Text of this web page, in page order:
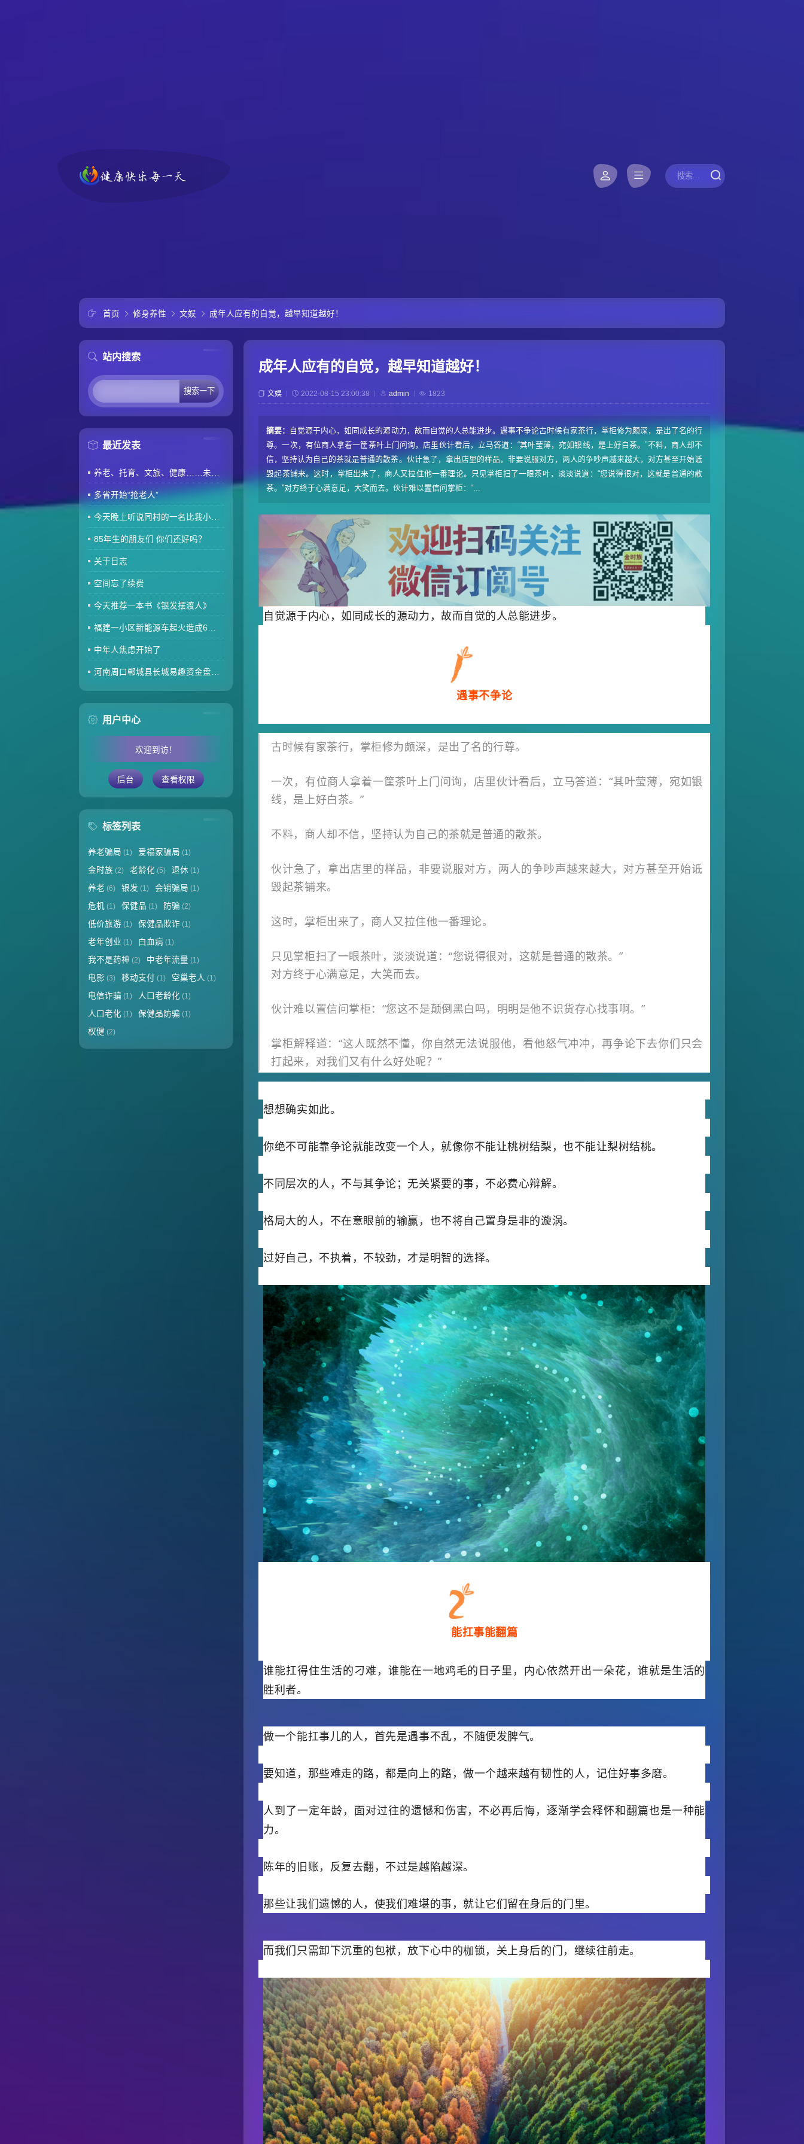
首页 修身养性 文娱 成年人应有的自觉，越早知道越好！
站内搜索
最近发表
养老、托育、文旅、健康……未来5年消费“路线图”来了
多省开始“抢老人”
今天晚上听说同村的一名比我小两岁的80后因肾衰竭去世了
85年生的朋友们 你们还好吗？
关于日志
空间忘了续费
今天推荐一本书《银发摆渡人》
福建一小区新能源车起火造成6车焚毁，损失数百万元，起火车主未购商业险无力赔偿
中年人焦虑开始了
河南周口郸城县长城易趣资金盘暴雷，全国涉案金额达几百亿，拉人提成10%7天4%收益骗局再现，天天反诈还上当终究是贪心作祟
用户中心
欢迎到访！
后台 查看权限
标签列表
养老骗局 (1) 爱福家骗局 (1)
金时族 (2) 老龄化 (5) 退休 (1)
养老 (6) 银发 (1) 会销骗局 (1)
危机 (1) 保健品 (1) 防骗 (2)
低价旅游 (1) 保健品欺诈 (1)
老年创业 (1) 白血病 (1)
我不是药神 (2) 中老年流量 (1)
电影 (3) 移动支付 (1) 空巢老人 (1)
电信诈骗 (1) 人口老龄化 (1)
人口老化 (1) 保健品防骗 (1)
权健 (2)
成年人应有的自觉，越早知道越好！
文娱 2022-08-15 23:00:38 admin 1823
摘要：
自觉源于内心，如同成长的源动力，故而自觉的人总能进步。遇事不争论古时候有家茶行，掌柜修为颇深，是出了名的行
尊。一次，有位商人拿着一筐茶叶上门问询，店里伙计看后，立马答道：“其叶莹薄，宛如银线，是上好白茶。”不料，商人却不
信，坚持认为自己的茶就是普通的散茶。伙计急了，拿出店里的样品，非要说服对方，两人的争吵声越来越大，对方甚至开始诋
毁起茶铺来。这时，掌柜出来了，商人又拉住他一番理论。只见掌柜扫了一眼茶叶，淡淡说道：“您说得很对，这就是普通的散
茶。”对方终于心满意足，大笑而去。伙计难以置信问掌柜：“...
自觉源于内心，如同成长的源动力，故而自觉的人总能进步。
遇事不争论
古时候有家茶行，掌柜修为颇深，是出了名的行尊。
一次，有位商人拿着一筐茶叶上门问询，店里伙计看后，立马答道：“其叶莹薄，宛如银
线，是上好白茶。”
不料，商人却不信，坚持认为自己的茶就是普通的散茶。
伙计急了，拿出店里的样品，非要说服对方，两人的争吵声越来越大，对方甚至开始诋
毁起茶铺来。
这时，掌柜出来了，商人又拉住他一番理论。
只见掌柜扫了一眼茶叶，淡淡说道：“您说得很对，这就是普通的散茶。”
对方终于心满意足，大笑而去。
伙计难以置信问掌柜：“您这不是颠倒黑白吗，明明是他不识货存心找事啊。”
掌柜解释道：“这人既然不懂，你自然无法说服他，看他怒气冲冲，再争论下去你们只会
打起来，对我们又有什么好处呢？”
想想确实如此。
你绝不可能靠争论就能改变一个人，就像你不能让桃树结梨，也不能让梨树结桃。
不同层次的人，不与其争论；无关紧要的事，不必费心辩解。
格局大的人，不在意眼前的输赢，也不将自己置身是非的漩涡。
过好自己，不执着，不较劲，才是明智的选择。
能扛事能翻篇
谁能扛得住生活的刁难，谁能在一地鸡毛的日子里，内心依然开出一朵花，谁就是生活的
胜利者。
做一个能扛事儿的人，首先是遇事不乱，不随便发脾气。
要知道，那些难走的路，都是向上的路，做一个越来越有韧性的人，记住好事多磨。
人到了一定年龄，面对过往的遗憾和伤害，不必再后悔，逐渐学会释怀和翻篇也是一种能
力。
陈年的旧账，反复去翻，不过是越陷越深。
那些让我们遗憾的人，使我们难堪的事，就让它们留在身后的门里。
而我们只需卸下沉重的包袱，放下心中的枷锁，关上身后的门，继续往前走。